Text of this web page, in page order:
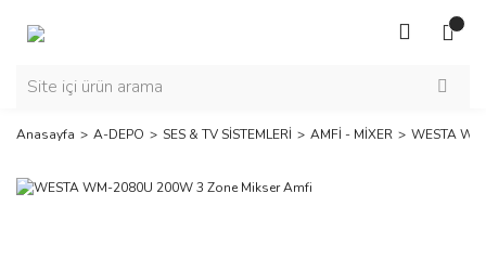
Anasayfa A-DEPO SES & TV SİSTEMLERİ AMFİ - MİXER WESTA